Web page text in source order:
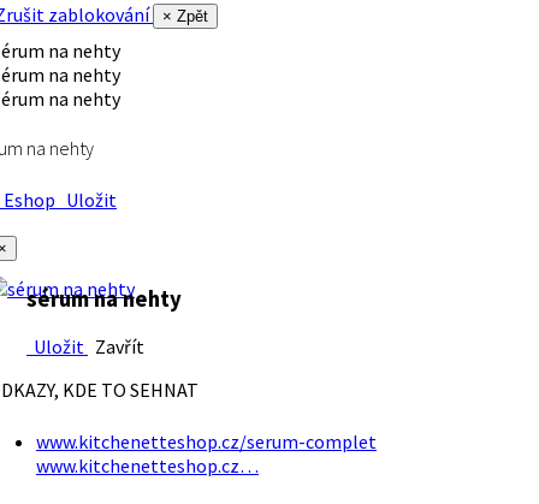
zablokování
× Zpět
na nehty
Uložit
sérum na nehty
Uložit Zavřít
KDE TO SEHNAT
www.kitchenetteshop.cz/serum-complet
www.kitchenetteshop.cz…